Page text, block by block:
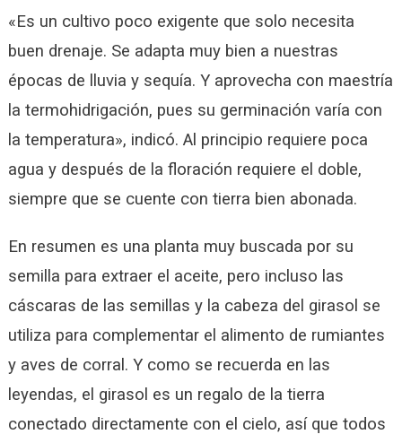
«Es un cultivo poco exigente que solo necesita
buen drenaje. Se adapta muy bien a nuestras
épocas de lluvia y sequía. Y aprovecha con maestría
la termohidrigación, pues su germinación varía con
la temperatura», indicó. Al principio requiere poca
agua y después de la floración requiere el doble,
siempre que se cuente con tierra bien abonada.
En resumen es una planta muy buscada por su
semilla para extraer el aceite, pero incluso las
cáscaras de las semillas y la cabeza del girasol se
utiliza para complementar el alimento de rumiantes
y aves de corral. Y como se recuerda en las
leyendas, el girasol es un regalo de la tierra
conectado directamente con el cielo, así que todos